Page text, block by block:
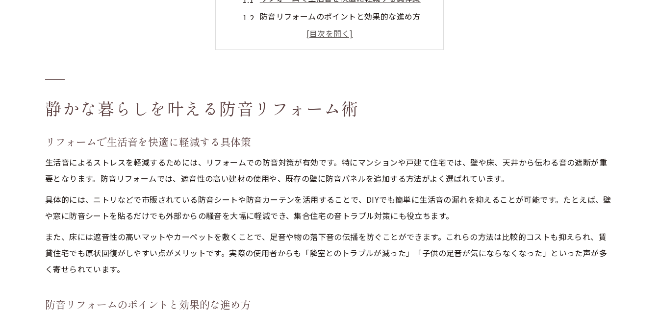
防音リフォームのポイントと効果的な進め方
家族の足音対策に最適なリフォーム方法とは
リフォームで実現する静かな住まいの基礎知識
賃貸向けリフォームで防音効果を最大化する術
防音リフォームで選びたい住まい別の工夫点
リフォーム施工時に押さえるべき注意ポイント
DIYでできる手軽な防音リフォーム実例集
リフォーム初心者でもできるDIY防音対策例
人気のDIY防音リフォーム法とその効果実感
DIYリフォームで防音性能を高める工夫集
快適な住まいを築くための防音対策ポイント
静かな暮らしを叶える防音リフォーム術
リフォームで生活音を快適に軽減する具体策
生活音によるストレスを軽減するためには、リフォームでの防音対策が有効です。特にマンションや戸建て住宅では、壁や床、天井から伝わる音の遮断が重
要となります。防音リフォームでは、遮音性の高い建材の使用や、既存の壁に防音パネルを追加する方法がよく選ばれています。
具体的には、ニトリなどで市販されている防音シートや防音カーテンを活用することで、DIYでも簡単に生活音の漏れを抑えることが可能です。たとえば、壁
や窓に防音シートを貼るだけでも外部からの騒音を大幅に軽減でき、集合住宅の音トラブル対策にも役立ちます。
また、床には遮音性の高いマットやカーペットを敷くことで、足音や物の落下音の伝播を防ぐことができます。これらの方法は比較的コストも抑えられ、賃
貸住宅でも原状回復がしやすい点がメリットです。実際の使用者からも「隣室とのトラブルが減った」「子供の足音が気にならなくなった」といった声が多
く寄せられています。
防音リフォームのポイントと効果的な進め方